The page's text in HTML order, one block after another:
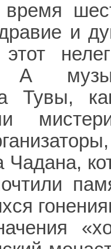
время
и
этот
А
Тувы,
Чадана,